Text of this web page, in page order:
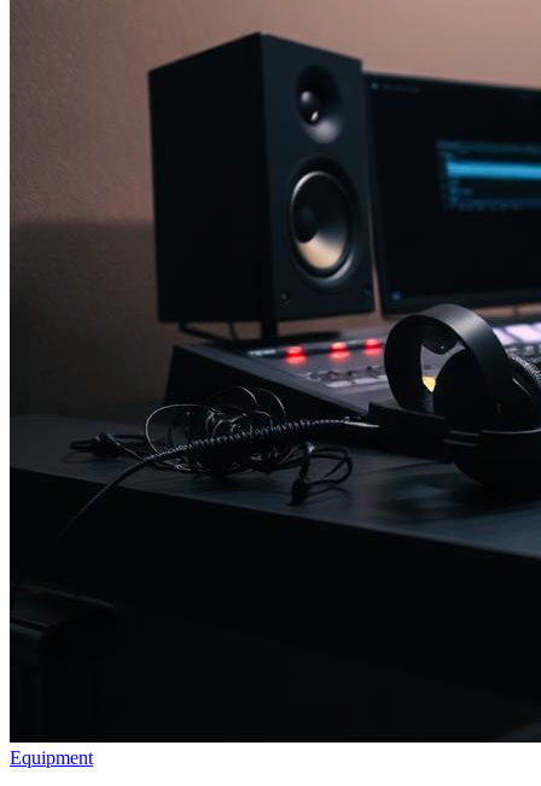
Equipment